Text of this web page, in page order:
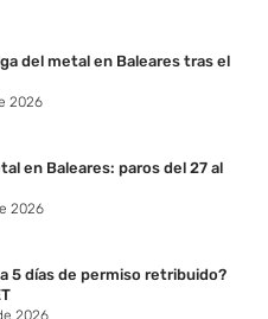
del metal en Baleares tras el
2026
en Baleares: paros del 27 al
2026
5 días de permiso retribuido?
2026